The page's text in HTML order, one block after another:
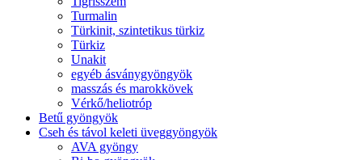
Turmalin
Türkinit, szintetikus türkiz
Türkiz
Unakit
egyéb ásványgyöngyök
masszás és marokkövek
Vérkő/heliotróp
Betű gyöngyök
Cseh és távol keleti üveggyöngyök
AVA gyöngy